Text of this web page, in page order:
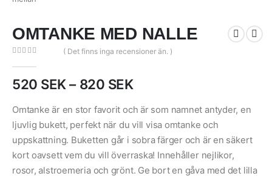
OMTANKE MED NALLE
( Det finns inga recensioner än. )
520 SEK – 820 SEKPrisintervall:
SEK
till
820
SEK
Omtanke är en stor favorit och är som namnet antyder, en
ljuvlig bukett, perfekt när du vill visa omtanke och
uppskattning. Buketten går i sobra färger och är en säkert
kort oavsett vem du vill överraska! Innehåller nejlikor,
rosor, alstroemeria och grönt. Ge bort en gåva med det lilla